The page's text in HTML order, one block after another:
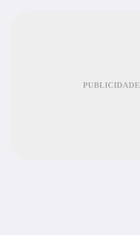
PUBLICIDADE